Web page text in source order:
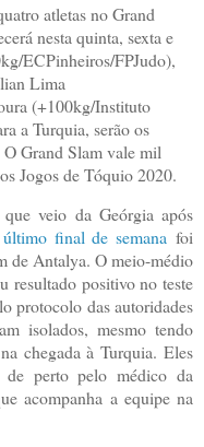
atletas no Grand
nesta quinta, sexta e
ECPinheiros/FPJudo),
Lima
(+100kg/Instituto
a Turquia, serão os
O Grand Slam vale mil
Jogos de Tóquio 2020.
veio da Geórgia após
final de semana foi
de Antalya. O meio-médio
resultado positivo no teste
protocolo das autoridades
isolados, mesmo tendo
chegada à Turquia. Eles
de perto pelo médico da
acompanha a equipe na